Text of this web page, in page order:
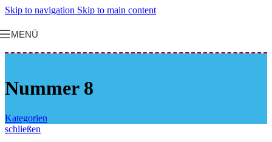
Skip to navigation Skip to main content
MENÜ
Nummer 8
Kategorien
schließen